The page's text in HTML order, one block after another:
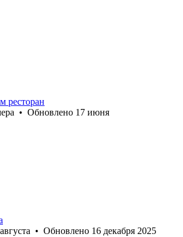
ресторан
• Обновлено 17 июня
• Обновлено 16 декабря 2025